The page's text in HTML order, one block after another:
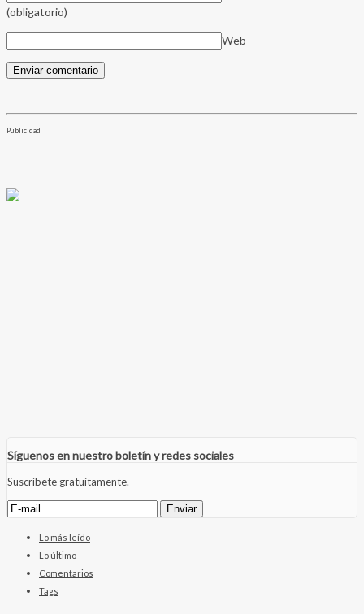
(obligatorio)
Web
Publicidad
Síguenos en nuestro boletín y redes sociales
Suscríbete gratuitamente.
Lo más leído
Lo último
Comentarios
Tags